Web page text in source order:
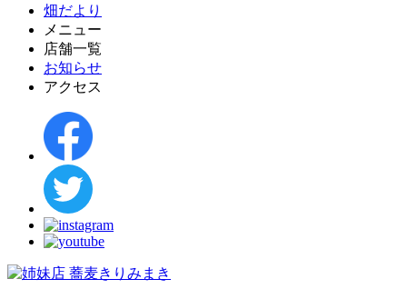
畑だより
メニュー
店舗一覧
お知らせ
アクセス